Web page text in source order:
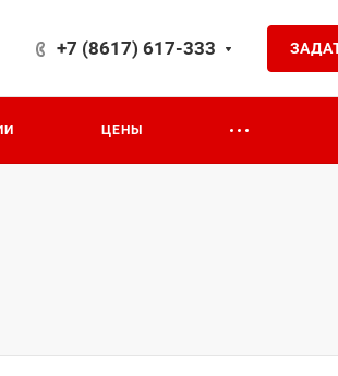
24
+7 (8617) 617-333
ЦЕНЫ